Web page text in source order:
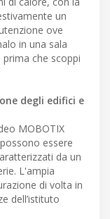
un
ove
in una sala
che scoppi
degli edifici e
MOBOTIX
essere
da un
L'ampia
di volta in
dell’istituto